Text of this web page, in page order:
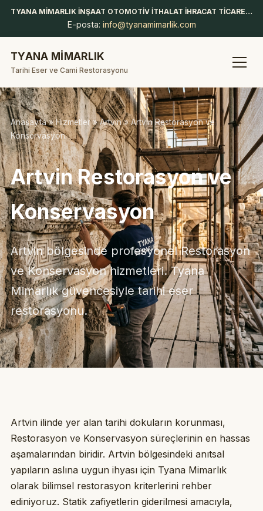
TYANA MİMARLIK İNŞAAT OTOMOTİV İTHALAT İHRACAT TİCARET LİMİTED ŞİRKETİ
E-posta: info@tyanamimarlik.com
TYANA MİMARLIK
Tarihi Eser ve Cami Restorasyonu
Anasayfa»Hizmetler»Artvin» Artvin Restorasyon ve
Konservasyon
Artvin Restorasyon ve
Konservasyon
Artvin bölgesinde profesyonel Restorasyon
ve Konservasyon hizmetleri. Tyana
Mimarlık güvencesiyle tarihi eser
restorasyonu.
Artvin ilinde yer alan tarihi dokuların korunması,
Restorasyon ve Konservasyon süreçlerinin en hassas
aşamalarından biridir. Artvin bölgesindeki anıtsal
yapıların aslına uygun ihyası için Tyana Mimarlık
olarak bilimsel restorasyon kriterlerini rehber
ediniyoruz. Statik zafiyetlerin giderilmesi amacıyla,